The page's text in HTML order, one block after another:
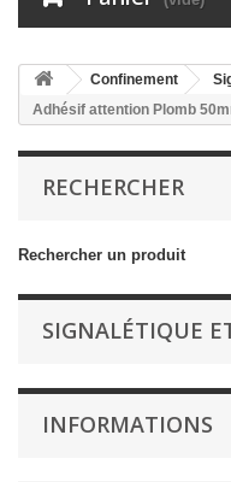
Confinement
Adhésif attention Plomb
RECHERCHER
Rechercher un produit
SIGNALÉTIQUE
INFORMATIONS